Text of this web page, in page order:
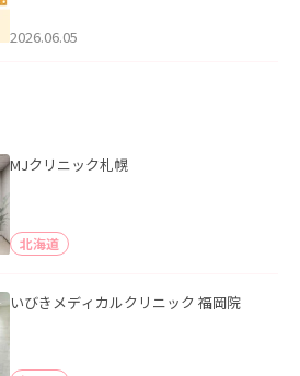
2026.06.05
MJクリニック札幌
北海道
いびきメディカルクリニック 福岡院